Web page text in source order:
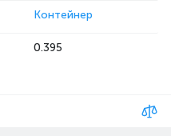
Контейнер
0.395